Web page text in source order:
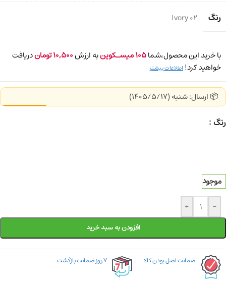
رنگ 02 Ivory
با خرید این محصول،شما105میسـکوینبه ارزش10,500توماندریافت
خواهید کرد! اطلاعات بیشتر
📦 ارسال: شنبه (1405/5/17)
رنگ
موجود
-
+
افزودن به سبد خرید
ضمانت اصل بودن کالا ۷ روز ضمانت بازگشت